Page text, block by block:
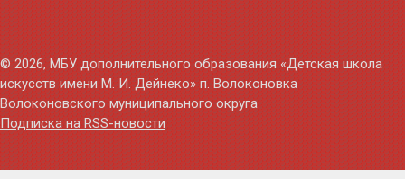
© 2026, МБУ дополнительного образования «Детская школа
искусств имени М. И. Дейнеко» п. Волоконовка
Волоконовского муниципального округа
Подписка на RSS-новости